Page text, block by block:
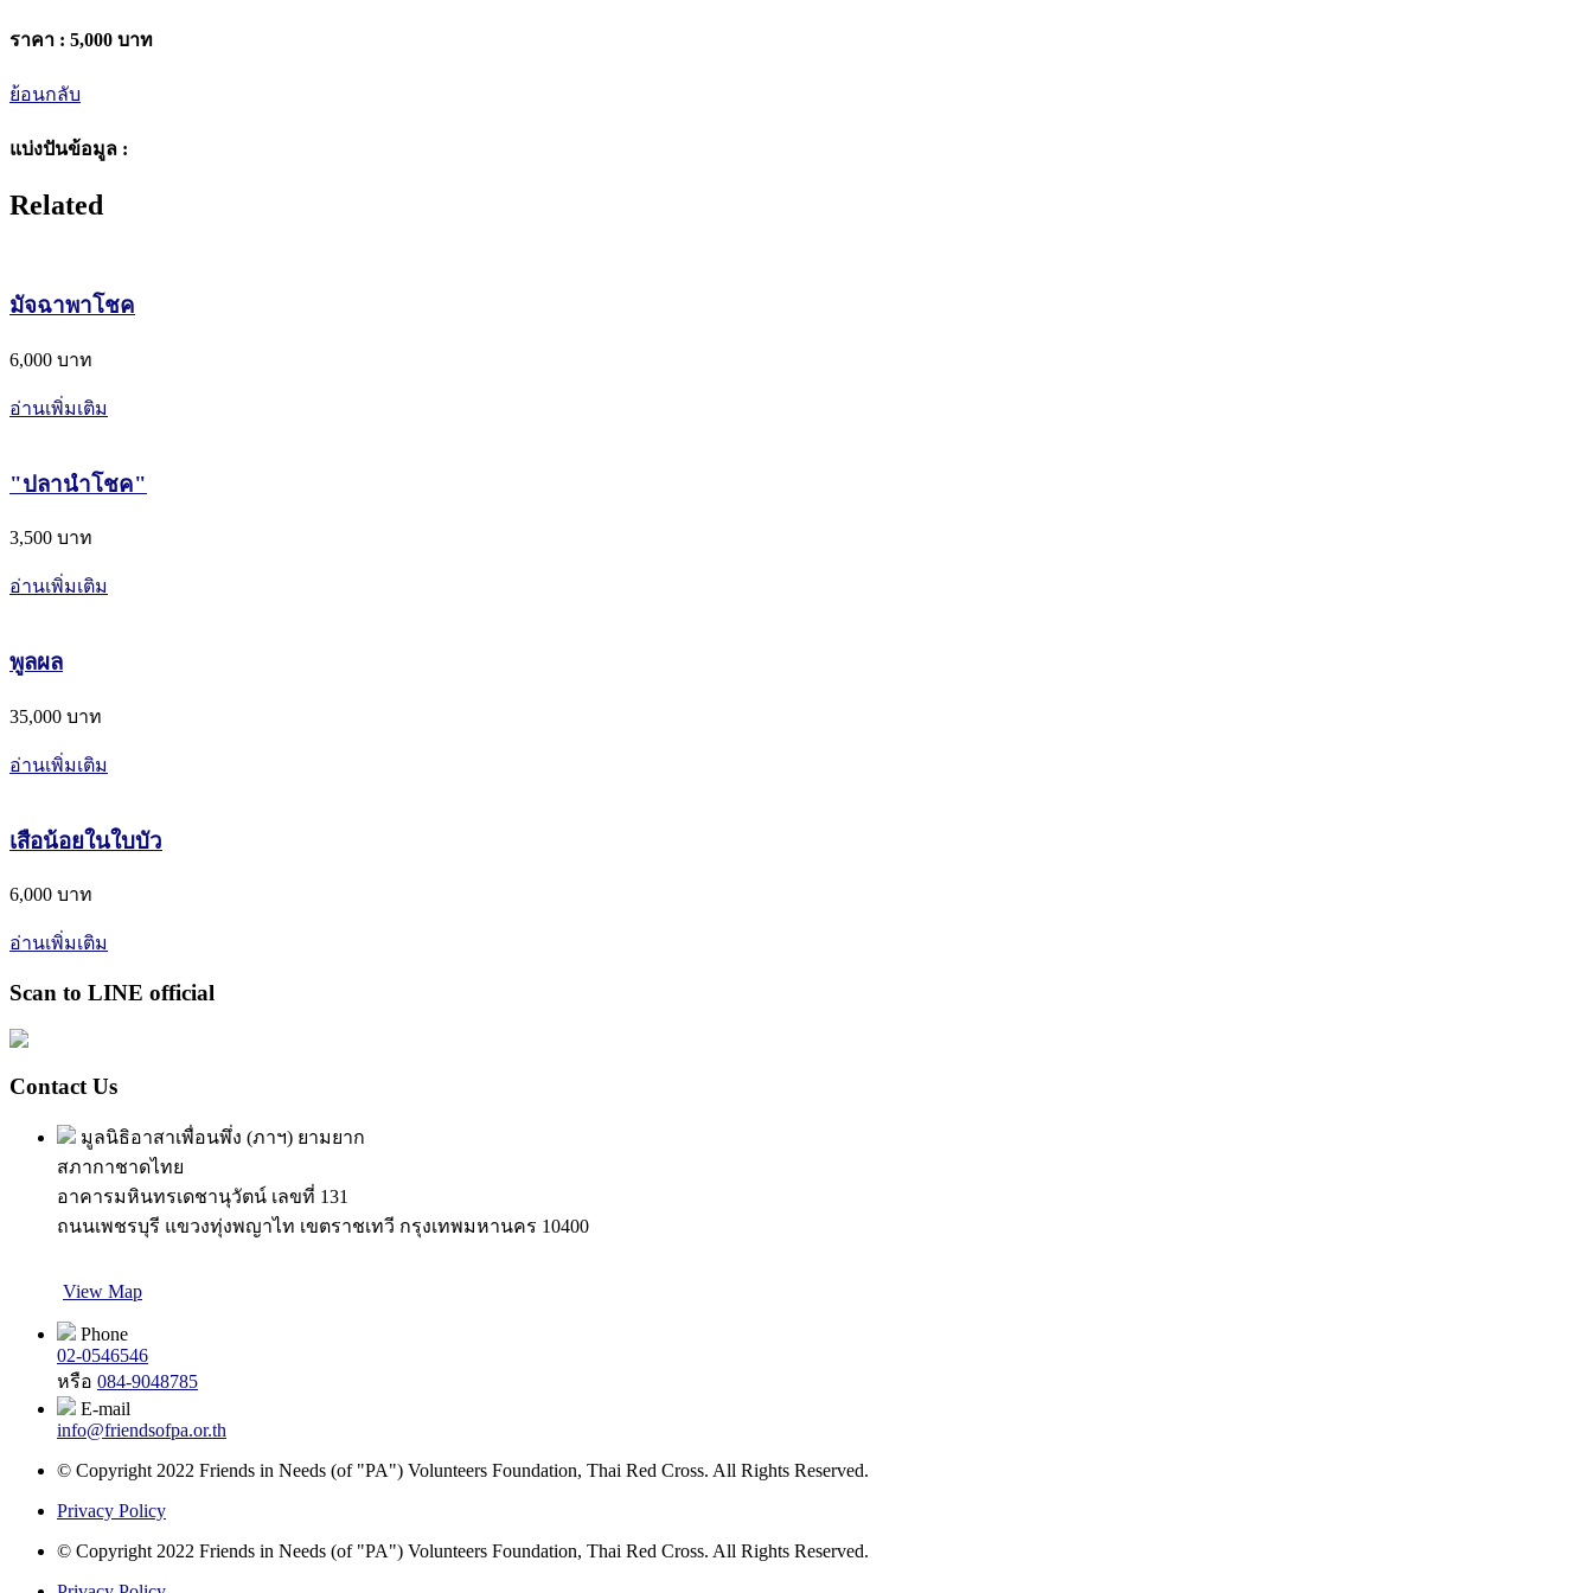
ราคา : 5,000 บาท
ย้อนกลับ
แบ่งปันข้อมูล :
Related
มัจฉาพาโชค
6,000 บาท
อ่านเพิ่มเติม
"ปลานำโชค"
3,500 บาท
อ่านเพิ่มเติม
พูลผล
35,000 บาท
อ่านเพิ่มเติม
เสือน้อยในใบบัว
6,000 บาท
อ่านเพิ่มเติม
Scan to LINE official
Contact Us
มูลนิธิอาสาเพื่อนพึ่ง (ภาฯ) ยามยาก
สภากาชาดไทย
อาคารมหินทรเดชานุวัตน์ เลขที่ 131
ถนนเพชรบุรี แขวงทุ่งพญาไท เขตราชเทวี กรุงเทพมหานคร 10400
View Map
Phone
02-0546546
หรือ 084-9048785
E-mail
info@friendsofpa.or.th
© Copyright 2022 Friends in Needs (of "PA") Volunteers Foundation, Thai Red Cross. All Rights Reserved.
Privacy Policy
© Copyright 2022 Friends in Needs (of "PA") Volunteers Foundation, Thai Red Cross. All Rights Reserved.